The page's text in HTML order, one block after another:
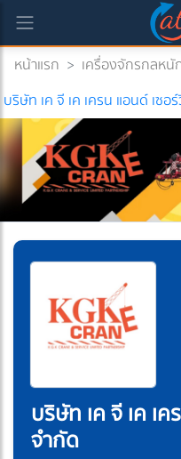
หน้าแรก > เครื่องจักรกลหนั
บริษัท เค จี เค เครน แอนด์ เซอ
บริษัท เค จี เค เ
จำกัด